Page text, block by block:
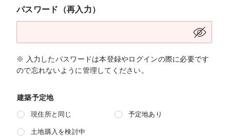
パスワード（再入力）
※ 入力したパスワードは本登録やログインの際に必要です
ので忘れないように管理してください。
建築予定地
現住所と同じ 予定地あり
土地購入を検討中